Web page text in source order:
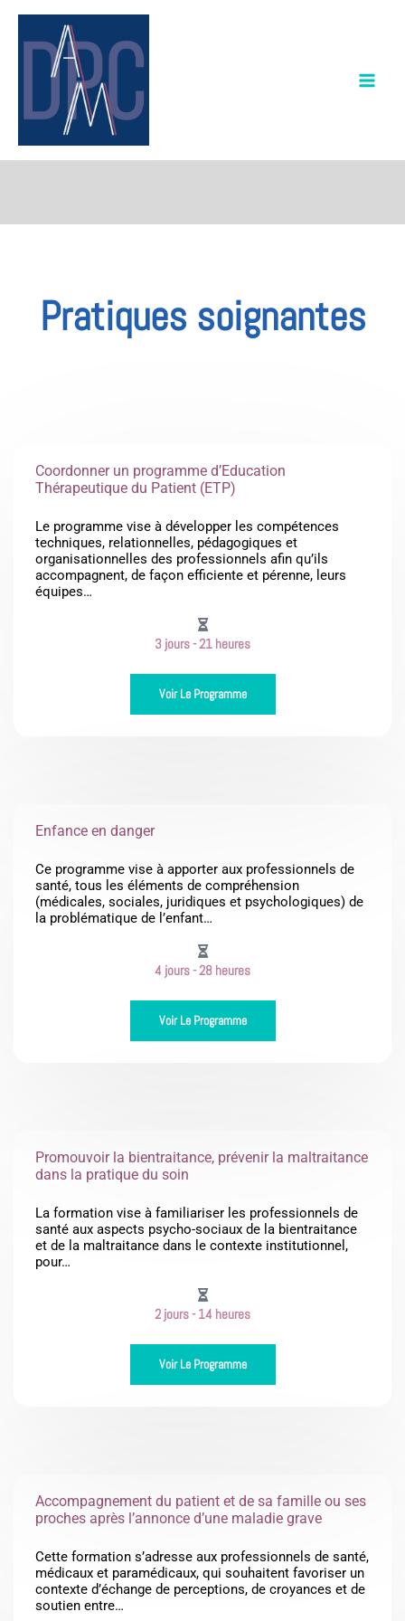
Aller
Pratiques soignantes
Coordonner un programme d’Education
Thérapeutique du Patient (ETP)
Le programme vise à développer les compétences
techniques, relationnelles, pédagogiques et
organisationnelles des professionnels afin qu’ils
accompagnent, de façon efficiente et pérenne, leurs
équipes…
3 jours - 21 heures
Voir Le Programme
Enfance en danger
Ce programme vise à apporter aux professionnels de
santé, tous les éléments de compréhension
(médicales, sociales, juridiques et psychologiques) de
la problématique de l’enfant…
4 jours - 28 heures
Voir Le Programme
Promouvoir la bientraitance, prévenir la maltraitance
dans la pratique du soin
La formation vise à familiariser les professionnels de
santé aux aspects psycho-sociaux de la bientraitance
et de la maltraitance dans le contexte institutionnel,
pour…
2 jours - 14 heures
Voir Le Programme
Accompagnement du patient et de sa famille ou ses
proches après l’annonce d’une maladie grave
Cette formation s’adresse aux professionnels de santé,
médicaux et paramédicaux, qui souhaitent favoriser un
contexte d’échange de perceptions, de croyances et de
soutien entre…